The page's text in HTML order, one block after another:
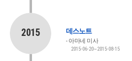
2015 데스노트
아마네 미사
2015-06-20~2015-08-15